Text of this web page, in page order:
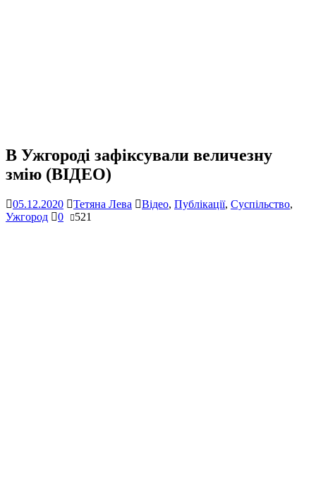
В Ужгороді зафіксували величезну
змію (ВІДЕО)
05.12.2020 Тетяна Лева Відео, Публікації, Суспільство,
Ужгород
0 521